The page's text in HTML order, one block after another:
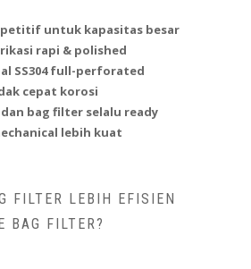
untuk kapasitas besar
rapi & polished
SS304 full-perforated
cepat korosi
bag filter selalu ready
lebih kuat
FILTER LEBIH EFISIEN
BAG FILTER?